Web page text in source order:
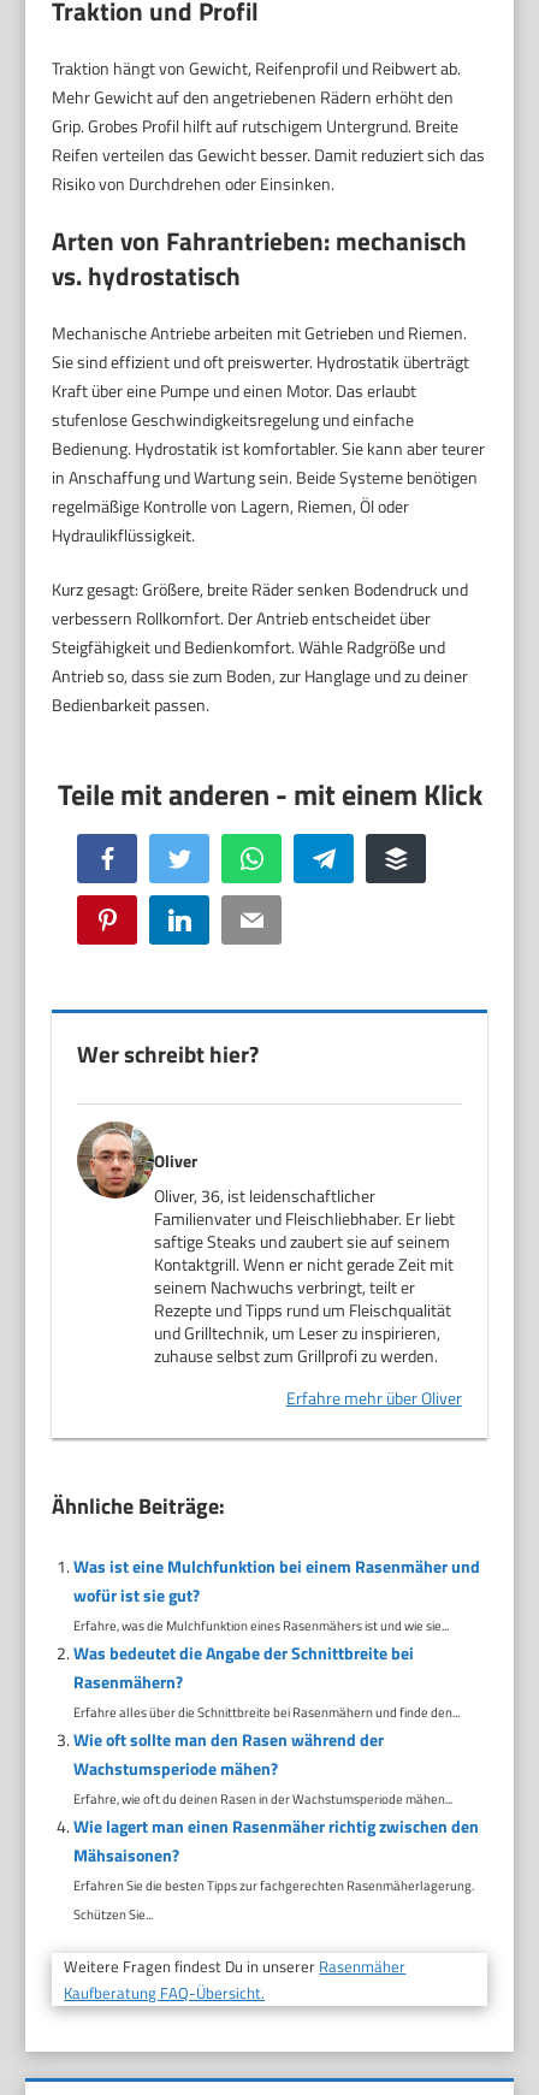
Traktion und Profil
Traktion hängt von Gewicht, Reifenprofil und Reibwert ab.
Mehr Gewicht auf den angetriebenen Rädern erhöht den
Grip. Grobes Profil hilft auf rutschigem Untergrund. Breite
Reifen verteilen das Gewicht besser. Damit reduziert sich das
Risiko von Durchdrehen oder Einsinken.
Arten von Fahrantrieben: mechanisch
vs. hydrostatisch
Mechanische Antriebe arbeiten mit Getrieben und Riemen.
Sie sind effizient und oft preiswerter. Hydrostatik überträgt
Kraft über eine Pumpe und einen Motor. Das erlaubt
stufenlose Geschwindigkeitsregelung und einfache
Bedienung. Hydrostatik ist komfortabler. Sie kann aber teurer
in Anschaffung und Wartung sein. Beide Systeme benötigen
regelmäßige Kontrolle von Lagern, Riemen, Öl oder
Hydraulikflüssigkeit.
Kurz gesagt: Größere, breite Räder senken Bodendruck und
verbessern Rollkomfort. Der Antrieb entscheidet über
Steigfähigkeit und Bedienkomfort. Wähle Radgröße und
Antrieb so, dass sie zum Boden, zur Hanglage und zu deiner
Bedienbarkeit passen.
Facebook Twitter WhatsApp Telegram Buffer
Pinterest LinkedIn Email
Wer schreibt hier?
Oliver
Oliver, 36, ist leidenschaftlicher
Familienvater und Fleischliebhaber. Er liebt
saftige Steaks und zaubert sie auf seinem
Kontaktgrill. Wenn er nicht gerade Zeit mit
seinem Nachwuchs verbringt, teilt er
Rezepte und Tipps rund um Fleischqualität
und Grilltechnik, um Leser zu inspirieren,
zuhause selbst zum Grillprofi zu werden.
Erfahre mehr über Oliver
Ähnliche Beiträge:
Was ist eine Mulchfunktion bei einem Rasenmäher und
wofür ist sie gut?
Erfahre, was die Mulchfunktion eines Rasenmähers ist und wie sie...
Was bedeutet die Angabe der Schnittbreite bei
Rasenmähern?
Erfahre alles über die Schnittbreite bei Rasenmähern und finde den...
Wie oft sollte man den Rasen während der
Wachstumsperiode mähen?
Erfahre, wie oft du deinen Rasen in der Wachstumsperiode mähen...
Wie lagert man einen Rasenmäher richtig zwischen den
Mähsaisonen?
Erfahren Sie die besten Tipps zur fachgerechten Rasenmäherlagerung.
Schützen Sie...
Weitere Fragen findest Du in unserer Rasenmäher
Kaufberatung FAQ-Übersicht.